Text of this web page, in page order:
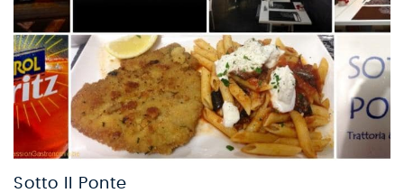
Sotto Il Ponte